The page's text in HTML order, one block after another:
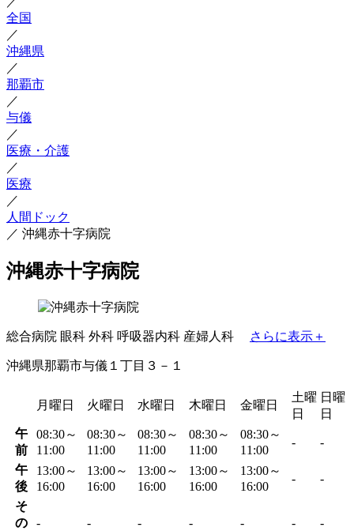
全国
／
沖縄県
／
那覇市
／
与儀
／
医療・介護
／
医療
／
人間ドック
／ 沖縄赤十字病院
沖縄赤十字病院
総合病院 眼科 外科 呼吸器内科 産婦人科 さらに表示＋
沖縄県那覇市与儀１丁目３－１
月曜日 火曜日 水曜日 木曜日 金曜日
土曜
日
日曜
日
午
前
08:30～
11:00
08:30～
11:00
08:30～
11:00
08:30～
11:00
08:30～
11:00
- -
午
後
13:00～
16:00
13:00～
16:00
13:00～
16:00
13:00～
16:00
13:00～
16:00
- -
そ
の
- - - - - - -